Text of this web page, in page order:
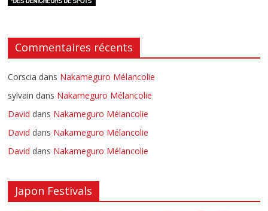
Commentaires récents
Corscia dans Nakameguro Mélancolie
sylvain dans Nakameguro Mélancolie
David dans Nakameguro Mélancolie
David dans Nakameguro Mélancolie
David dans Nakameguro Mélancolie
Japon Festivals